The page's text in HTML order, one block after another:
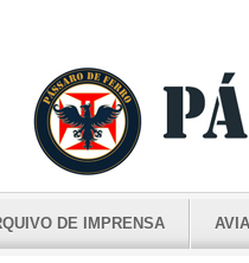
DE IMPRENSA